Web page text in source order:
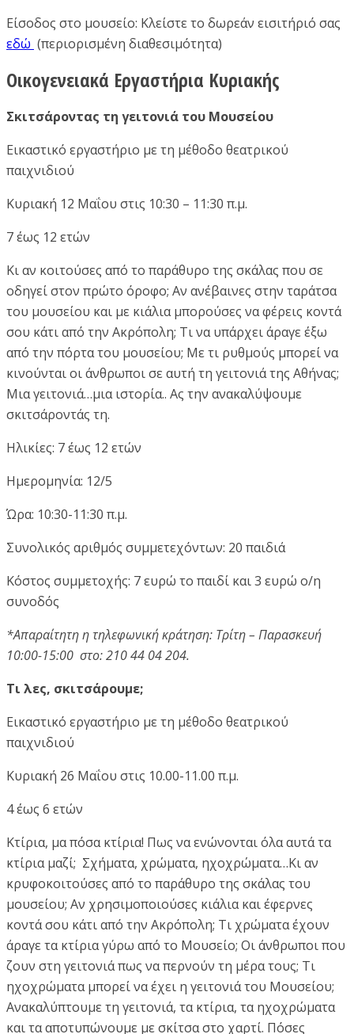
Είσοδος στο μουσείο: Κλείστε το δωρεάν εισιτήριό σας
εδώ (περιορισμένη διαθεσιμότητα)
Οικογενειακά Εργαστήρια Κυριακής
Σκιτσάροντας τη γειτονιά του Μουσείου
Εικαστικό εργαστήριο με τη μέθοδο θεατρικού
παιχνιδιού
Κυριακή 12 Μαΐου στις 10:30 – 11:30 π.μ.
7 έως 12 ετών
Κι αν κοιτούσες από το παράθυρο της σκάλας που σε
οδηγεί στον πρώτο όροφο; Αν ανέβαινες στην ταράτσα
του μουσείου και με κιάλια μπορούσες να φέρεις κοντά
σου κάτι από την Ακρόπολη; Τι να υπάρχει άραγε έξω
από την πόρτα του μουσείου; Με τι ρυθμούς μπορεί να
κινούνται οι άνθρωποι σε αυτή τη γειτονιά της Αθήνας;
Μια γειτονιά…μια ιστορία.. Ας την ανακαλύψουμε
σκιτσάροντάς τη.
Ηλικίες: 7 έως 12 ετών
Ημερομηνία: 12/5
Ώρα: 10:30-11:30 π.μ.
Συνολικός αριθμός συμμετεχόντων: 20 παιδιά
Κόστος συμμετοχής: 7 ευρώ το παιδί και 3 ευρώ ο/η
συνοδός
*Απαραίτητη η τηλεφωνική κράτηση: Τρίτη – Παρασκευή
10:00-15:00 στο: 210 44 04 204.
Τι λες, σκιτσάρουμε;
Εικαστικό εργαστήριο με τη μέθοδο θεατρικού
παιχνιδιού
Κυριακή 26 Μαΐου στις 10.00-11.00 π.μ.
4 έως 6 ετών
Κτίρια, μα πόσα κτίρια! Πως να ενώνονται όλα αυτά τα
κτίρια μαζί; Σχήματα, χρώματα, ηχοχρώματα…Κι αν
κρυφοκοιτούσες από το παράθυρο της σκάλας του
μουσείου; Αν χρησιμοποιούσες κιάλια και έφερνες
κοντά σου κάτι από την Ακρόπολη; Τι χρώματα έχουν
άραγε τα κτίρια γύρω από το Μουσείο; Οι άνθρωποι που
ζουν στη γειτονιά πως να περνούν τη μέρα τους; Τι
ηχοχρώματα μπορεί να έχει η γειτονιά του Μουσείου;
Ανακαλύπτουμε τη γειτονιά, τα κτίρια, τα ηχοχρώματα
και τα αποτυπώνουμε με σκίτσα στο χαρτί. Πόσες